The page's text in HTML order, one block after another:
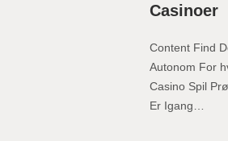
Casinoer
Content Find
Autonom For
Casino Spil
Er Igang…